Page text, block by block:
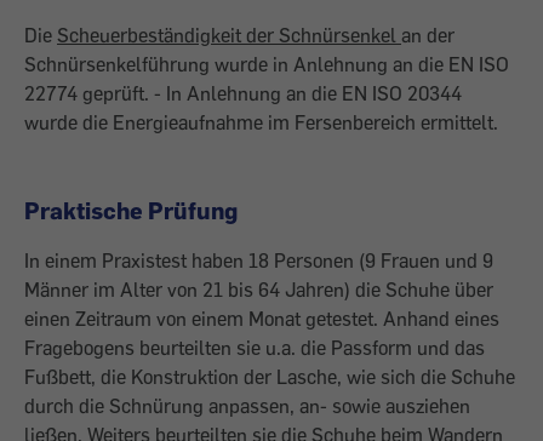
Die Scheuerbeständigkeit der Schnürsenkel an der
Schnürsenkelführung wurde in Anlehnung an die EN ISO
22774 geprüft. - In Anlehnung an die EN ISO 20344
wurde die Energieaufnahme im Fersenbereich ermittelt.
Praktische Prüfung
In einem Praxistest haben 18 Personen (9 Frauen und 9
Männer im Alter von 21 bis 64 Jahren) die Schuhe über
einen Zeitraum von einem Monat getestet. Anhand eines
Fragebogens beurteilten sie u.a. die Passform und das
Fußbett, die Konstruktion der Lasche, wie sich die Schuhe
durch die Schnürung anpassen, an- sowie ausziehen
ließen. Weiters beurteilten sie die Schuhe beim Wandern